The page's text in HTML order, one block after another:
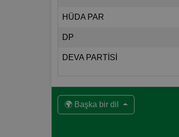
HÜDA PAR
DP
DEVA PARTİSİ
🌍 Başka bir dil